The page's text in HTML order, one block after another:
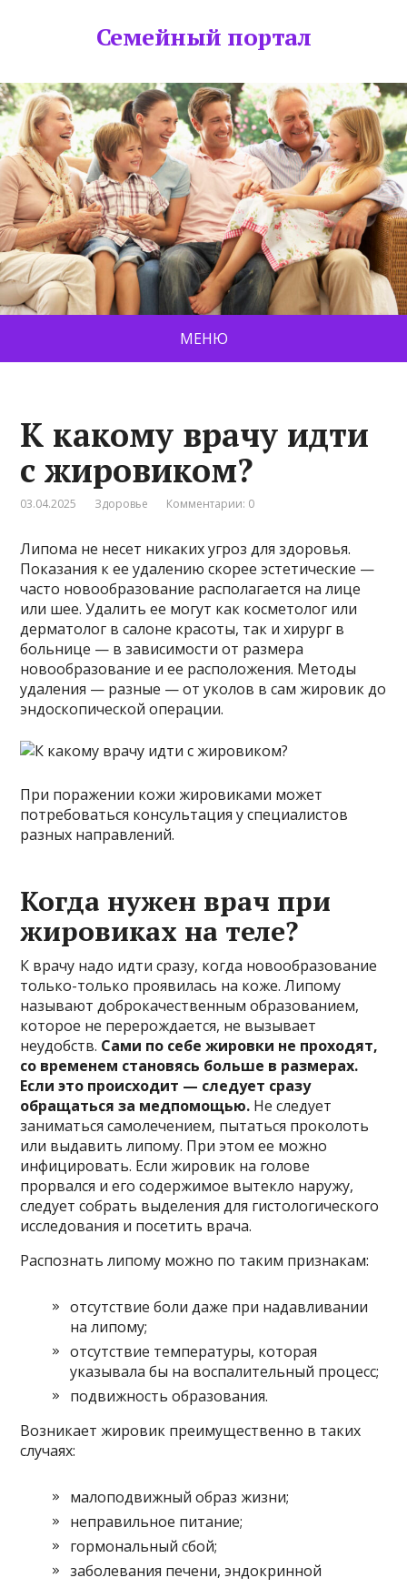
Семейный портал
МЕНЮ
К какому врачу идти
с жировиком?
03.04.2025 Здоровье Комментарии: 0
Липома не несет никаких угроз для здоровья.
Показания к ее удалению скорее эстетические —
часто новообразование располагается на лице
или шее. Удалить ее могут как косметолог или
дерматолог в салоне красоты, так и хирург в
больнице — в зависимости от размера
новообразование и ее расположения. Методы
удаления — разные — от уколов в сам жировик до
эндоскопической операции.
При поражении кожи жировиками может
потребоваться консультация у специалистов
разных направлений.
Когда нужен врач при
жировиках на теле?
К врачу надо идти сразу, когда новообразование
только-только проявилась на коже. Липому
называют доброкачественным образованием,
которое не перерождается, не вызывает
неудобств. Сами по себе жировки не проходят,
со временем становясь больше в размерах.
Если это происходит — следует сразу
обращаться за медпомощью. Не следует
заниматься самолечением, пытаться проколоть
или выдавить липому. При этом ее можно
инфицировать. Если жировик на голове
прорвался и его содержимое вытекло наружу,
следует собрать выделения для гистологического
исследования и посетить врача.
Распознать липому можно по таким признакам:
отсутствие боли даже при надавливании
на липому;
отсутствие температуры, которая
указывала бы на воспалительный процесс;
подвижность образования.
Возникает жировик преимущественно в таких
случаях:
малоподвижный образ жизни;
неправильное питание;
гормональный сбой;
заболевания печени, эндокринной